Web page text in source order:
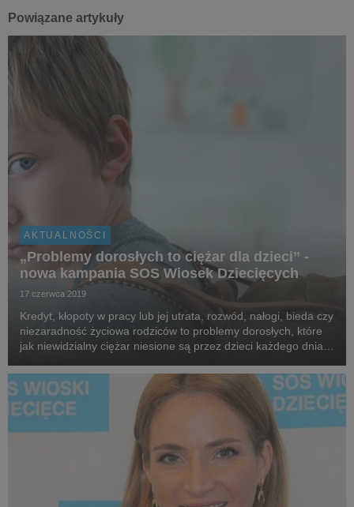
Powiązane artykuły
AKTUALNOŚCI
„Problemy dorosłych to ciężar dla dzieci” -
nowa kampania SOS Wiosek Dziecięcych
17 czerwca 2019
Kredyt, kłopoty w pracy lub jej utrata, rozwód, nałogi, bieda czy
niezaradność życiowa rodziców to problemy dorosłych, które
jak niewidzialny ciężar niesione są przez dzieci każdego dnia.
onet.pl ma skłonić do refleksji...